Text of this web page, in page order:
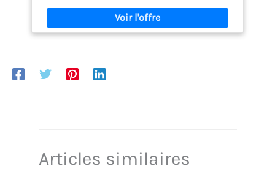
FORME : le système de réglage Zoom Ace MTB
possède une molette de réglage qui permet un
ajustement individuel au tour de tête = confort et
VENTILATION : 6 entrées d'air et 8 sorties d'air
Articles similaires